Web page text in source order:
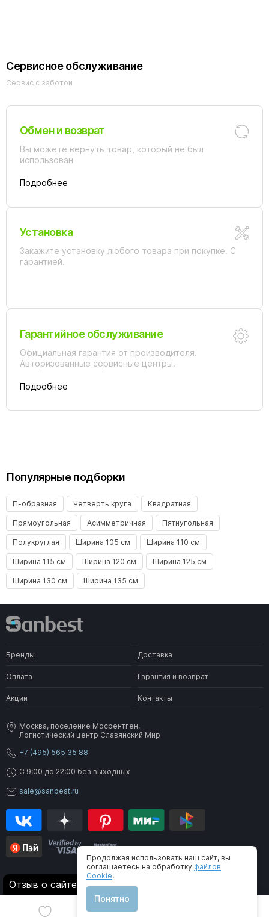
Сервисное обслуживание
Сервис с заботой
Обмен и возврат
Вы можете вернуть товар, который не был
использован
Подробнее
Установка
Закажите установку любого товара при покупке. С
гарантией.
Гарантийное обслуживание
Официальная гарантия от производителя.
Авторизованные сервисные центры.
Подробнее
Популярные подборки
П-образная Четверть круга Квадратная
Прямоугольная Асимметричная Пятиугольная
Полукруглая Ширина 105 см Ширина 110 см
Ширина 115 см Ширина 120 см Ширина 125 см
Ширина 130 см Ширина 135 см
Бренды Доставка
Оплата Гарантия и возврат
Акции Контакты
Москва, поселение Мосрентген,
Логистический центр Славянский Мир
+7 (495) 565 35 88
C 9:00 до 22:00 без выходных
sale@sanbest.ru
® 2006-2026 SanBest. Все права защищены
Отзыв о сайте
Продолжая использовать наш сайт, вы
соглашаетесь на обработку файлов
Cookie.
Понятно